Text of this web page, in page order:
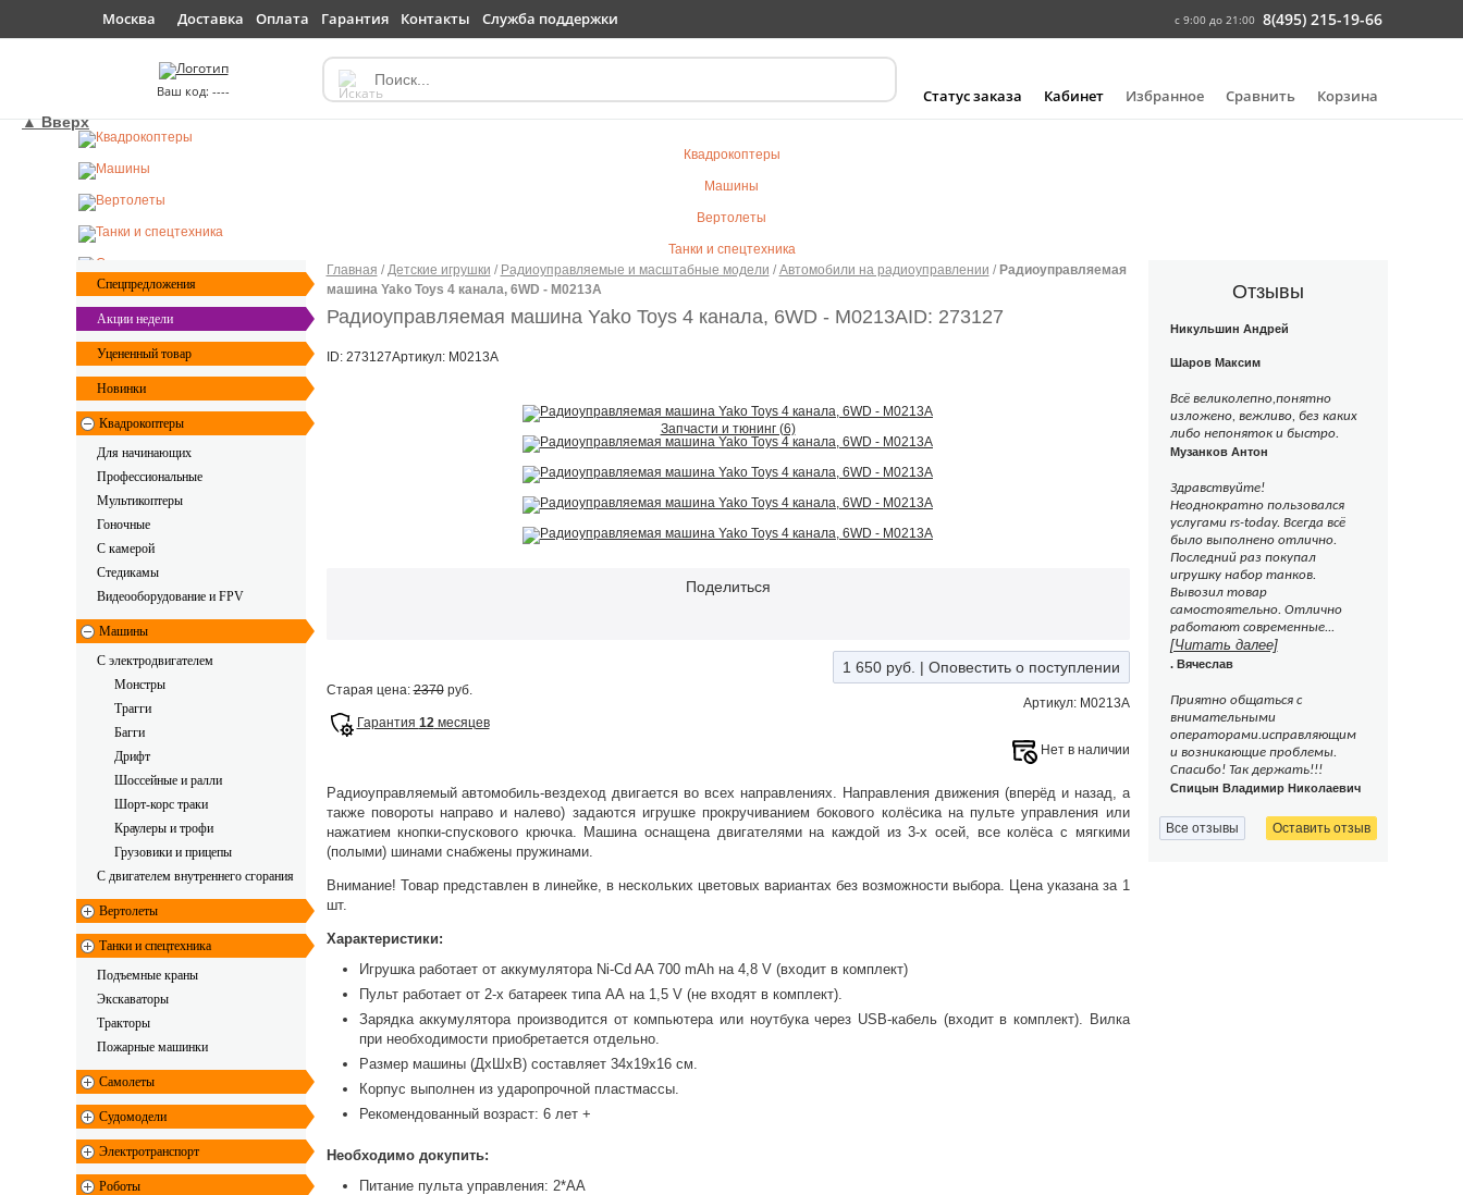
Москва Доставка Оплата Гарантия Контакты Служба поддержки с 9:00 до 21:00 8(495) 215-19-66
---- Статус заказа Кабинет Избранное Сравнить Корзина
Квадрокоптеры
Машины
Вертолеты
Танки и спецтехника
Самолеты
Судомодели
Детский транспорт
Детские игрушки
Конструкторы
Спецпредложения
Акции недели
Уцененный товар
Новинки
Квадрокоптеры
Для начинающих
Профессиональные
Мультикоптеры
Гоночные
C камерой
Стедикамы
Видеооборудование и FPV
Машины
С электродвигателем
Монстры
Трагги
Багги
Дрифт
Шоссейные и ралли
Шорт-корс траки
Краулеры и трофи
Грузовики и прицепы
С двигателем внутреннего сгорания
Вертолеты
Танки и спецтехника
Подъемные краны
Экскаваторы
Тракторы
Пожарные машинки
Самолеты
Судомодели
Электротранспорт
Роботы
Главная / Детские игрушки / Радиоуправляемые и масштабные модели / Автомобили на радиоуправлении / Радиоуправляемая
машина Yako Toys 4 канала, 6WD - M0213A
Радиоуправляемая машина Yako Toys 4 канала, 6WD - M0213AID: 273127
ID: 273127Артикул: M0213A
Запчасти и тюнинг (6)
Поделиться
1 650 руб. | Оповестить о поступлении
Старая цена:2370руб.
Артикул: M0213A
Гарантия 12 месяцев
Нет в наличии
Радиоуправляемый автомобиль-вездеход двигается во всех направлениях. Направления движения (вперёд и назад, а
также повороты направо и налево) задаются игрушке прокручиванием бокового колёсика на пульте управления или
нажатием кнопки-спускового крючка. Машина оснащена двигателями на каждой из 3-х осей, все колёса с мягкими
(полыми) шинами снабжены пружинами.
Внимание! Товар представлен в линейке, в нескольких цветовых вариантах без возможности выбора. Цена указана за 1
шт.
Характеристики:
Игрушка работает от аккумулятора Ni-Cd AA 700 mAh на 4,8 V (входит в комплект)
Пульт работает от 2-х батареек типа АА на 1,5 V (не входят в комплект).
Зарядка аккумулятора производится от компьютера или ноутбука через USB-кабель (входит в комплект). Вилка
при необходимости приобретается отдельно.
Размер машины (ДхШхВ) составляет 34х19х16 см.
Корпус выполнен из ударопрочной пластмассы.
Рекомендованный возраст: 6 лет +
Необходимо докупить:
Питание пульта управления: 2*АА
Отзывы
Никульшин Андрей
Шаров Максим
Всё великолепно,понятно
изложено, вежливо, без каких
либо непоняток и быстро.
Музанков Антон
Здравствуйте!
Неоднократно пользовался
услугами rs-today. Всегда всё
было выполнено отлично.
Последний раз покупал
игрушку набор танков.
Вывозил товар
самостоятельно. Отлично
работают современные...
[Читать далее]
. Вячеслав
Приятно общаться с
внимательными
операторами.исправляющим
и возникающие проблемы.
Спасибо! Так держать!!!
Спицын Владимир Николаевич
Все отзывы Оставить отзыв
▲ Вверх